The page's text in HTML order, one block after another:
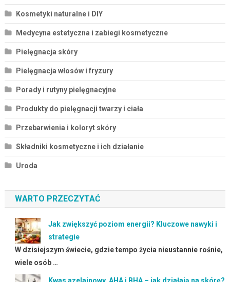
Kosmetyki naturalne i DIY
Medycyna estetyczna i zabiegi kosmetyczne
Pielęgnacja skóry
Pielęgnacja włosów i fryzury
Porady i rutyny pielęgnacyjne
Produkty do pielęgnacji twarzy i ciała
Przebarwienia i koloryt skóry
Składniki kosmetyczne i ich działanie
Uroda
WARTO PRZECZYTAĆ
Jak zwiększyć poziom energii? Kluczowe nawyki i
strategie
W dzisiejszym świecie, gdzie tempo życia nieustannie rośnie,
wiele osób …